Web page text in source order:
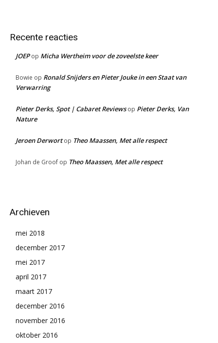
Recente reacties
JOEPop Micha Wertheim voor de zoveelste keer
Bowie op Ronald Snijders en Pieter Jouke in een Staat van
Verwarring
Pieter Derks, Spot | Cabaret Reviewsop Pieter Derks, Van
Nature
Jeroen Derwortop Theo Maassen, Met alle respect
Johan de Groof op Theo Maassen, Met alle respect
Archieven
mei 2018
december 2017
mei 2017
april 2017
maart 2017
december 2016
november 2016
oktober 2016